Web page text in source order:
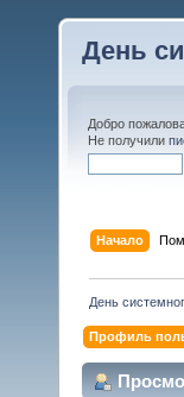
День
Добро
Не получили
Начало
День
Профиль